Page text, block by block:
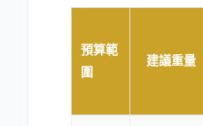
預算範
圍
建議重量